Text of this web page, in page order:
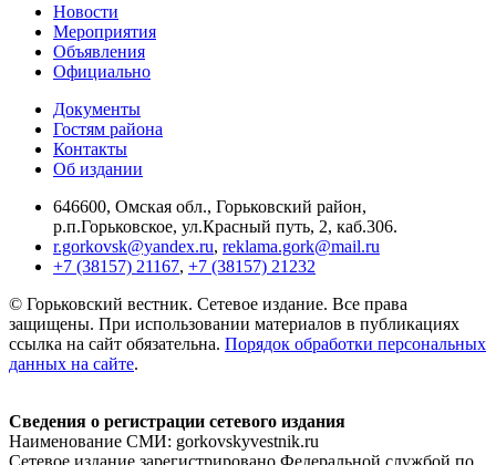
Новости
Мероприятия
Объявления
Официально
Документы
Гостям района
Контакты
Об издании
646600, Омская обл., Горьковский район,
р.п.Горьковское, ул.Красный путь, 2, каб.306.
r.gorkovsk@yandex.ru, reklama.gork@mail.ru
+7 (38157) 21167, +7 (38157) 21232
© Горьковский вестник. Сетевое издание. Все права
защищены. При использовании материалов в публикациях
ссылка на сайт обязательна. Порядок обработки персональных
данных на сайте.
Сведения о регистрации сетевого издания
Наименование СМИ: gorkovskyvestnik.ru